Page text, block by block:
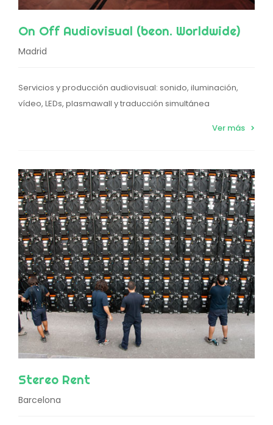
On Off Audiovisual (beon. Worldwide)
Madrid
Servicios y producción audiovisual: sonido, iluminación,
vídeo, LEDs, plasmawall y traducción simultánea
Ver más
Stereo Rent
Barcelona